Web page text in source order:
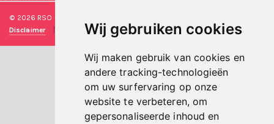
Wij gebruiken cookies
Wij maken gebruik van cookies en
andere tracking-technologieën
om uw surfervaring op onze
website te verbeteren, om
gepersonaliseerde inhoud en
© 2026 RSO Nederland
Disclaimer
Privacy verklaring | Technische realisatieSieronline B.V.